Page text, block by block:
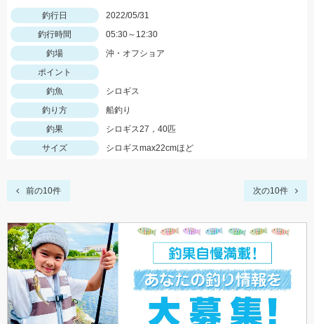
釣行日
2022/05/31
釣行時間
05:30～12:30
釣場
沖・オフショア
ポイント
釣魚
シロギス
釣り方
船釣り
釣果
シロギス27，40匹
サイズ
シロギスmax22cmほど
前の10件 次の10件